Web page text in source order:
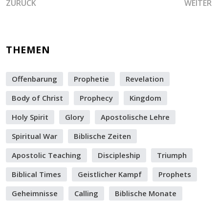
VORHERIGER BEITRAG: DIE 70. JAHRFEIER ISRAELS UND
ZURÜCK WEITER
THEMEN
Offenbarung Prophetie
Revelation
Body of Christ
Prophecy
Kingdom
Holy Spirit
Glory
Apostolische Lehre
Spiritual War
Biblische Zeiten
Apostolic Teaching
Discipleship
Triumph
Biblical Times
Geistlicher Kampf
Prophets
Geheimnisse
Calling
Biblische Monate